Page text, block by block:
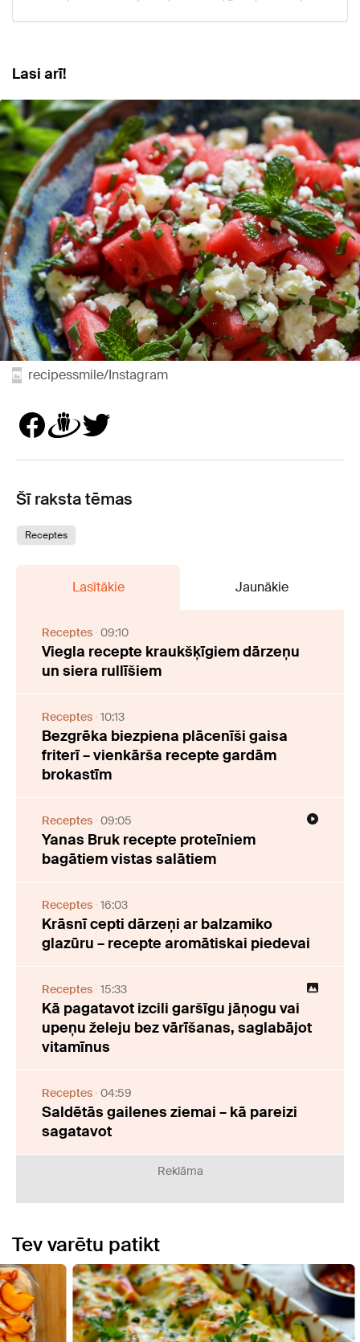
Lasi arī!
recipessmile/Instagram
Šī raksta tēmas
Receptes
Lasītākie Jaunākie
Receptes 09:10
Viegla recepte kraukšķīgiem dārzeņu
un siera rullīšiem
Receptes 10:13
Bezgrēka biezpiena plācenīši gaisa
friterī – vienkārša recepte gardām
brokastīm
Receptes 09:05
Yanas Bruk recepte proteīniem
bagātiem vistas salātiem
Receptes 16:03
Krāsnī cepti dārzeņi ar balzamiko
glazūru – recepte aromātiskai piedevai
Receptes 15:33
Kā pagatavot izcili garšīgu jāņogu vai
upeņu želeju bez vārīšanas, saglabājot
vitamīnus
Receptes 04:59
Saldētās gailenes ziemai – kā pareizi
sagatavot
Reklāma
Tev varētu patikt